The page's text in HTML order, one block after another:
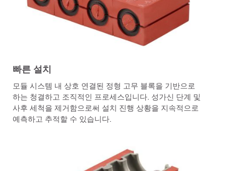
빠른 설치
모듈 시스템 내 상호 연결된 정형 고무 블록을 기반으로
하는 청결하고 조직적인 프로세스입니다. 성가신 단계 및
사후 세척을 제거함으로써 설치 진행 상황을 지속적으로
예측하고 추적할 수 있습니다.